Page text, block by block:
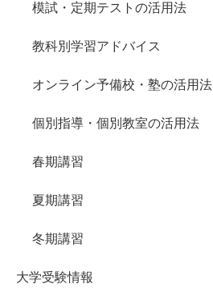
模試・定期テストの活用法
教科別学習アドバイス
オンライン予備校・塾の活用法
個別指導・個別教室の活用法
春期講習
夏期講習
冬期講習
大学受験情報